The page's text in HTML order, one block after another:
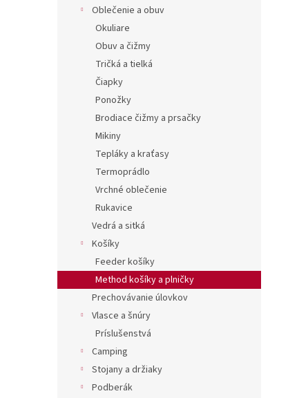
Oblečenie a obuv
Okuliare
Obuv a čižmy
Tričká a tielká
Čiapky
Ponožky
Brodiace čižmy a prsačky
Mikiny
Tepláky a kraťasy
Termoprádlo
Vrchné oblečenie
Rukavice
Vedrá a sitká
Košíky
Feeder košíky
Method košíky a plničky
Prechovávanie úlovkov
Vlasce a šnúry
Príslušenstvá
Camping
Stojany a držiaky
Podberák